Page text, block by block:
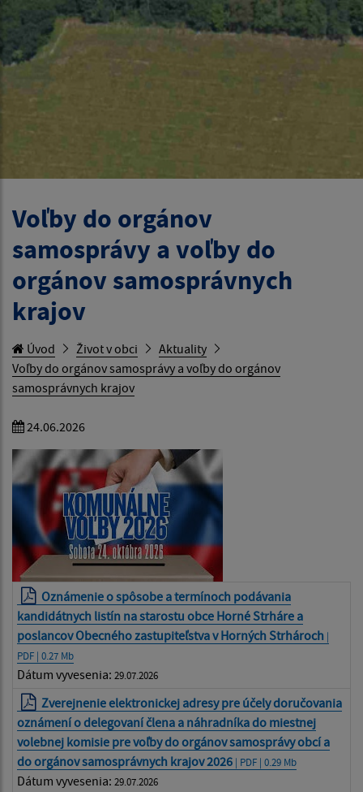
Voľby do orgánov
samosprávy a voľby do
orgánov samosprávnych
krajov
Úvod Život v obci
Aktuality
Voľby do orgánov samosprávy a voľby do orgánov
samosprávnych krajov
24.06.2026
Oznámenie o spôsobe a termínoch podávania
kandidátnych listín na starostu obce Horné Strháre a
poslancov Obecného zastupiteľstva v Horných Strhároch |
PDF | 0.27 Mb
Dátum vyvesenia: 29.07.2026
Zverejnenie elektronickej adresy pre účely doručovania
oznámení o delegovaní člena a náhradníka do miestnej
volebnej komisie pre voľby do orgánov samosprávy obcí a
do orgánov samosprávnych krajov 2026 | PDF | 0.29 Mb
Dátum vyvesenia: 29.07.2026